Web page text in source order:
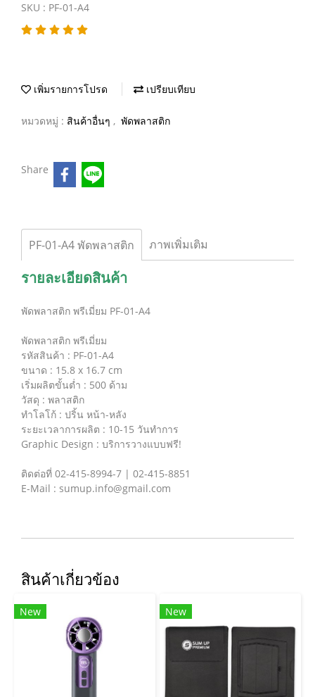
SKU : PF-01-A4
เพิ่มรายการโปรด เปรียบเทียบ
หมวดหมู่ : สินค้าอื่นๆ , พัดพลาสติก
Share
PF-01-A4 พัดพลาสติก ภาพเพิ่มเติม
รายละเอียดสินค้า
พัดพลาสติก พรีเมี่ยม PF-01-A4
พัดพลาสติก พรีเมี่ยม
รหัสสินค้า : PF-01-A4
ขนาด : 15.8 x 16.7 cm
เริ่มผลิตขั้นต่ำ : 500 ด้าม
วัสดุ : พลาสติก
ทำโลโก้ : ปริ้น หน้า-หลัง
ระยะเวลาการผลิต : 10-15 วันทำการ
Graphic Design : บริการวางแบบฟรี!
ติดต่อที่ 02-415-8994-7 | 02-415-8851
E-Mail : sumup.info@gmail.com
สินค้าเกี่ยวข้อง
New New